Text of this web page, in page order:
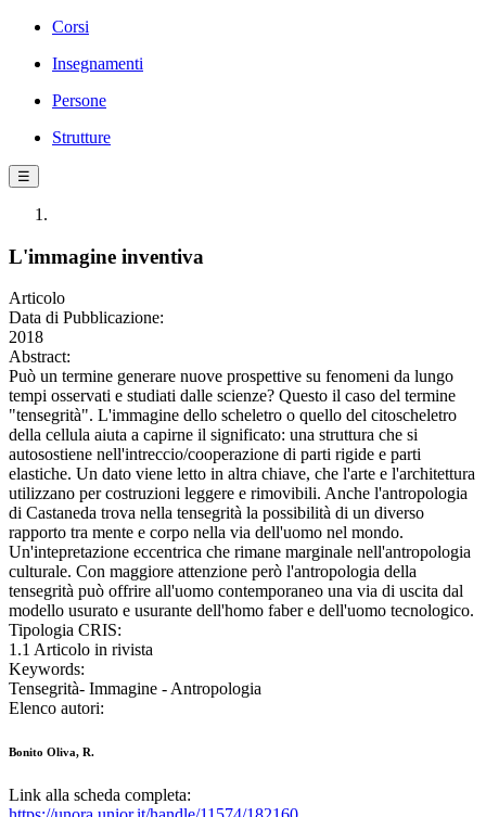
Corsi
Insegnamenti
Persone
Strutture
☰
L'immagine inventiva
Articolo
Data di Pubblicazione:
2018
Abstract:
Può un termine generare nuove prospettive su fenomeni da lungo
tempi osservati e studiati dalle scienze? Questo il caso del termine
"tensegrità". L'immagine dello scheletro o quello del citoscheletro
della cellula aiuta a capirne il significato: una struttura che si
autosostiene nell'intreccio/cooperazione di parti rigide e parti
elastiche. Un dato viene letto in altra chiave, che l'arte e l'architettura
utilizzano per costruzioni leggere e rimovibili. Anche l'antropologia
di Castaneda trova nella tensegrità la possibilità di un diverso
rapporto tra mente e corpo nella via dell'uomo nel mondo.
Un'intepretazione eccentrica che rimane marginale nell'antropologia
culturale. Con maggiore attenzione però l'antropologia della
tensegrità può offrire all'uomo contemporaneo una via di uscita dal
modello usurato e usurante dell'homo faber e dell'uomo tecnologico.
Tipologia CRIS:
1.1 Articolo in rivista
Keywords:
Tensegrità- Immagine - Antropologia
Elenco autori:
Bonito Oliva, R.
Link alla scheda completa: